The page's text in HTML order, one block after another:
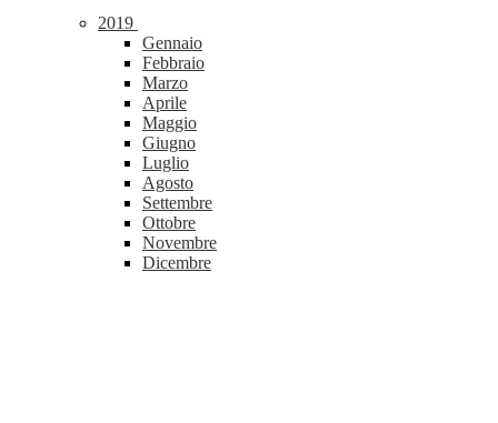
2019
Gennaio
Febbraio
Marzo
Aprile
Maggio
Giugno
Luglio
Agosto
Settembre
Ottobre
Novembre
Dicembre